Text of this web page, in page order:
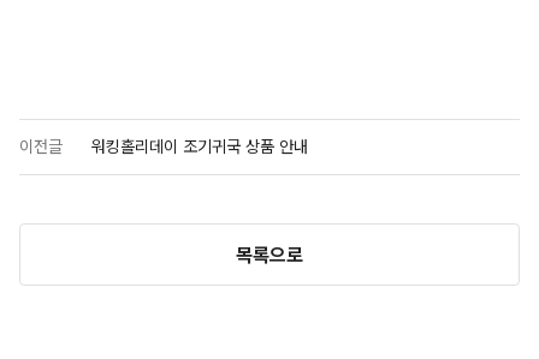
이전글 워킹홀리데이 조기귀국 상품 안내
목록으로